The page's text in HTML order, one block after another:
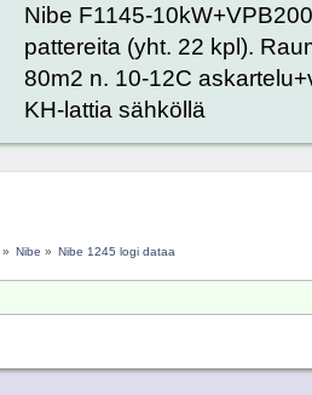
Nibe F1145-
pattereita (yht. 22 kpl).
80m2 n. 10-12C
KH-lattia sähköllä
» Nibe » Nibe 1245 logi dataa